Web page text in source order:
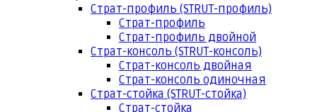
Страт-профиль (STRUT-профиль)
Страт-профиль
Страт-профиль двойной
Страт-консоль (STRUT-консоль)
Страт-консоль двойная
Страт-консоль одиночная
Страт-стойка (STRUT-стойка)
Страт-стойка